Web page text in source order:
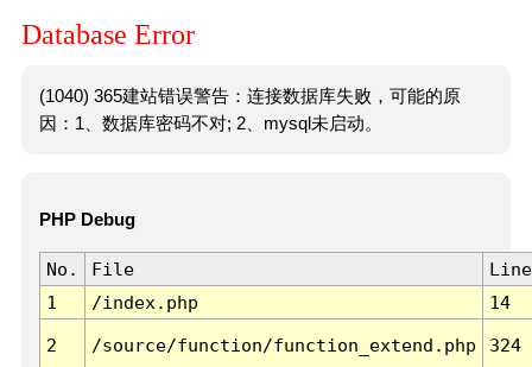
Database Error
(1040) 365建站错误警告：连接数据库失败，可能的原
因：1、数据库密码不对; 2、mysql未启动。
PHP Debug
No. File
Line
1
/index.php 14
2 /source/function/function_extend.php 324